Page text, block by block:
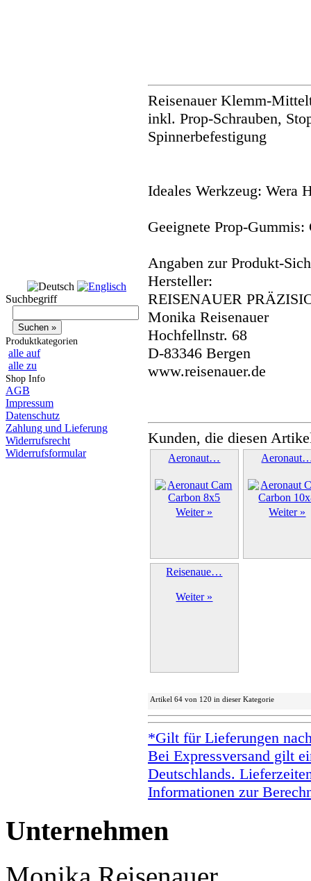
Suchbegriff
Produktkategorien
alle auf
alle zu
Shop Info
AGB
Impressum
Datenschutz
Zahlung und Lieferung
Widerrufsrecht
Widerrufsformular
Reisenauer Klemm-
inkl. Prop-Schrauben,
Spinnerbefestigung
Ideales Werkzeug: Wera
Geeignete Prop-
Angaben zur Produkt-
Hersteller:
REISENAUER
Monika Reisenauer
Hochfellnstr. 68
D-83346 Bergen
www.reisenauer.de
Kunden, die diesen
Aeronaut…
Weiter » Weiter »
Reisenaue…
Weiter »
Artikel 64 von 120 in dieser Kategorie
*Gilt für Lieferungen
Bei Expressversand gilt
Deutschlands.
Informationen zur
Unternehmen